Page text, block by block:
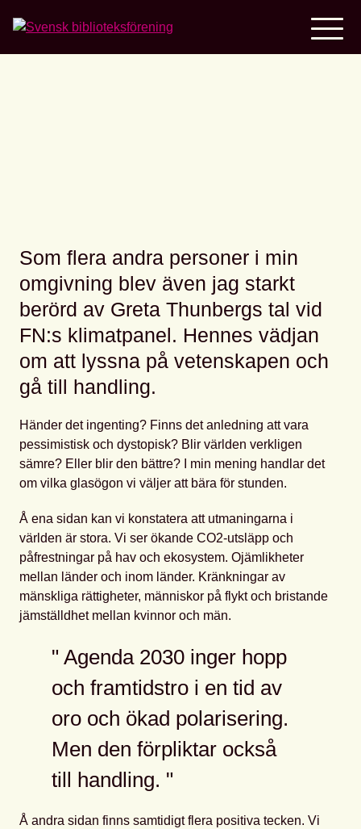
Som flera andra personer i min
omgivning blev även jag starkt
berörd av Greta Thunbergs tal vid
FN:s klimatpanel. Hennes vädjan
om att lyssna på vetenskapen och
gå till handling.
Händer det ingenting? Finns det anledning att vara
pessimistisk och dystopisk? Blir världen verkligen
sämre? Eller blir den bättre? I min mening handlar det
om vilka glasögon vi väljer att bära för stunden.
Å ena sidan kan vi konstatera att utmaningarna i
världen är stora. Vi ser ökande CO2-utsläpp och
påfrestningar på hav och ekosystem. Ojämlikheter
mellan länder och inom länder. Kränkningar av
mänskliga rättigheter, människor på flykt och bristande
jämställdhet mellan kvinnor och män.
Agenda 2030 inger hopp
och framtidstro i en tid av
oro och ökad polarisering.
Men den förpliktar också
till handling.
Å andra sidan finns samtidigt flera positiva tecken. Vi